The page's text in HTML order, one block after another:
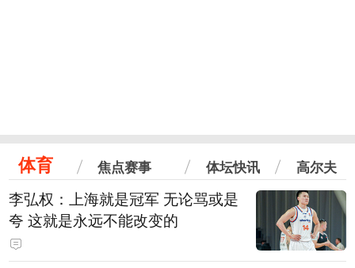
体育 焦点赛事 体坛快讯 高尔夫
李弘权：上海就是冠军 无论骂或是
夸 这就是永远不能改变的